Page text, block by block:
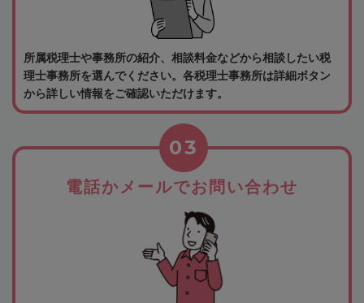
所属税理士や事務所の紹介、相談料金などから相談したい税
理士事務所を選んでください。各税理士事務所は詳細ボタン
から詳しい情報をご確認いただけます。
電話かメールでお問い合わせ
03